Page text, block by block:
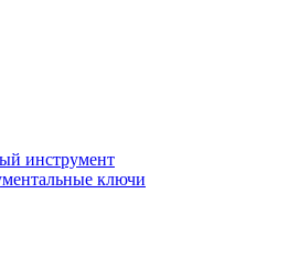
инструмент
ключи